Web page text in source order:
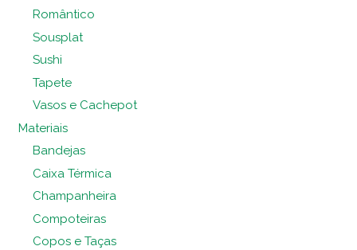
Romântico
Sousplat
Sushi
Tapete
Vasos e Cachepot
Materiais
Bandejas
Caixa Térmica
Champanheira
Compoteiras
Copos e Taças